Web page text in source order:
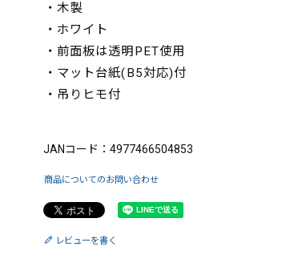
・木製
・ホワイト
・前面板は透明PET使用
・マット台紙(B5対応)付
・吊りヒモ付
JANコード：4977466504853
商品についてのお問い合わせ
レビューを書く